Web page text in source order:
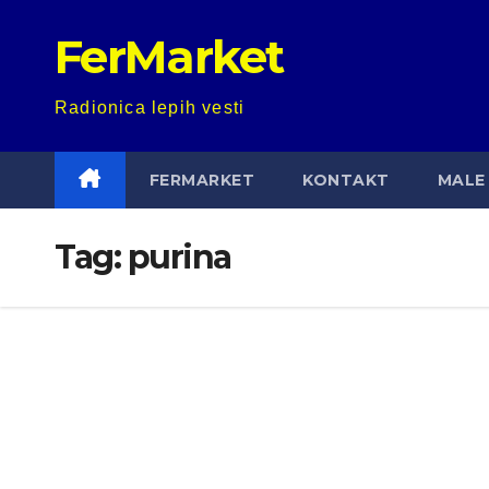
FerMarket
Radionica lepih vesti
FERMARKET KONTAKT MALE
Tag: purina